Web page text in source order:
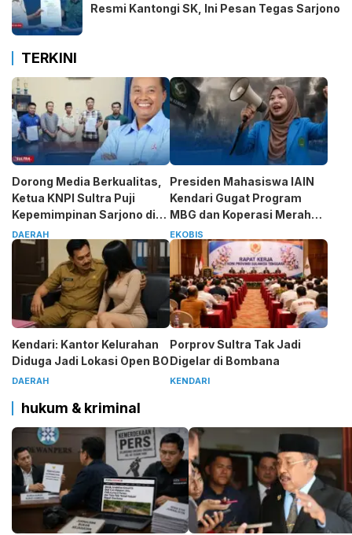
Resmi Kantongi SK, Ini Pesan Tegas Sarjono
TERKINI
Dorong Media Berkualitas,
Ketua KNPI Sultra Puji
Kepemimpinan Sarjono di
SMSI
DAERAH
Presiden Mahasiswa IAIN
Kendari Gugat Program
MBG dan Koperasi Merah
Putih
EKOBIS
Kendari: Kantor Kelurahan
Diduga Jadi Lokasi Open BO
DAERAH
Porprov Sultra Tak Jadi
Digelar di Bombana
KENDARI
hukum & kriminal